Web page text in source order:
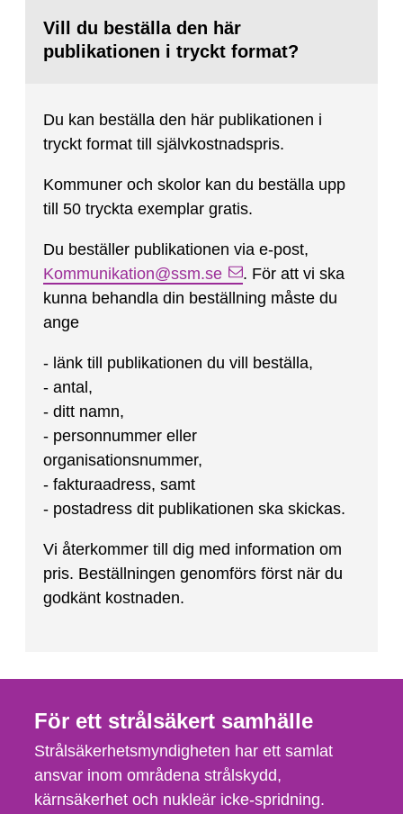
Vill du beställa den här
publikationen i tryckt format?
Du kan beställa den här publikationen i
tryckt format till självkostnadspris.
Kommuner och skolor kan du beställa upp
till 50 tryckta exemplar gratis.
Du beställer publikationen via e-post,
Kommunikation@ssm.se
. För att vi ska
kunna behandla din beställning måste du
ange
- länk till publikationen du vill beställa,
- antal,
- ditt namn,
- personnummer eller
organisationsnummer,
- fakturaadress, samt
- postadress dit publikationen ska skickas.
Vi återkommer till dig med information om
pris. Beställningen genomförs först när du
godkänt kostnaden.
För ett strålsäkert samhälle
Strålsäkerhetsmyndigheten har ett samlat
ansvar inom områdena strålskydd,
kärnsäkerhet och nukleär icke-spridning.